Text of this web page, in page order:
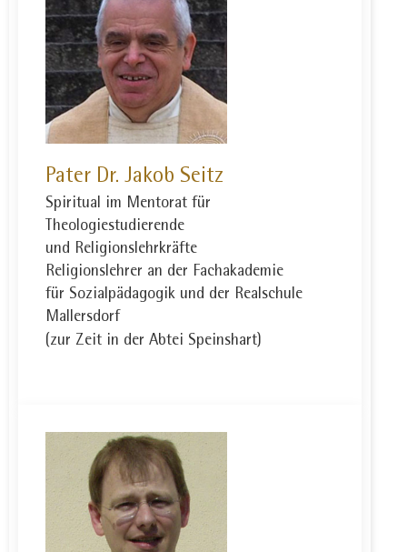
Pater Dr. Jakob Seitz
Spiritual im Mentorat für
Theologiestudierende
und Religionslehrkräfte
Religionslehrer an der Fachakademie
für Sozialpädagogik und der Realschule
Mallersdorf
(zur Zeit in der Abtei Speinshart)